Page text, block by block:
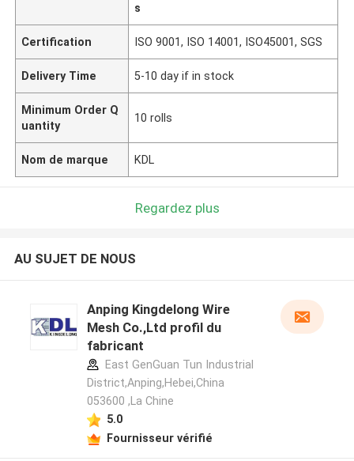
s
Certification ISO 9001, ISO 14001, ISO45001, SGS
Delivery Time 5-10 day if in stock
Minimum Order Q
uantity
10 rolls
Nom de marque KDL
Regardez plus
AU SUJET DE NOUS
Anping Kingdelong Wire
Mesh Co.,Ltd profil du
fabricant
East GenGuan Tun Industrial
District,Anping,Hebei,China
053600 ,La Chine
5.0
Fournisseur vérifié